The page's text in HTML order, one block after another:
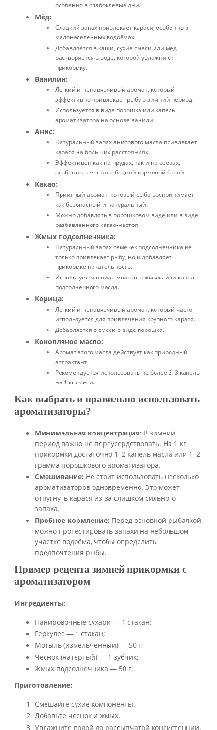
особенно в слабоклёвые дни.
Мёд:
Сладкий запах привлекает карася, особенно в
малонаселённых водоёмах.
Добавляется в каши, сухие смеси или мёд
растворяется в воде, которой увлажняют
прикормку.
Ванилин:
Лёгкий и ненавязчивый аромат, который
эффективно привлекает рыбу в зимний период.
Используется в виде порошка или капель
ароматизатора на основе ванили.
Анис:
Натуральный запах анисового масла привлекает
карася на больших расстояниях.
Эффективен как на прудах, так и на озёрах,
особенно в местах с бедной кормовой базой.
Какао:
Приятный аромат, который рыба воспринимает
как безопасный и натуральный.
Можно добавлять в порошковом виде или в виде
разбавленного какао-настоя.
Жмых подсолнечника:
Натуральный запах семечек подсолнечника не
только привлекает рыбу, но и добавляет
прикормке питательность.
Используется в виде молотого жмыха или капель
подсолнечного масла.
Корица:
Лёгкий и ненавязчивый аромат, который часто
используется для привлечения крупного карася.
Добавляется в смеси в виде порошка.
Конопляное масло:
Аромат этого масла действует как природный
аттрактант.
Рекомендуется использовать не более 2–3 капель
на 1 кг смеси.
Как выбрать и правильно использовать
ароматизаторы?
Минимальная концентрация: В зимний
период важно не переусердствовать. На 1 кг
прикормки достаточно 1–2 капель масла или 1–2
грамма порошкового ароматизатора.
Смешивание: Не стоит использовать несколько
ароматизаторов одновременно. Это может
отпугнуть карася из-за слишком сильного
запаха.
Пробное кормление: Перед основной рыбалкой
можно протестировать запахи на небольшом
участке водоёма, чтобы определить
предпочтения рыбы.
Пример рецепта зимней прикормки с
ароматизатором
Ингредиенты:
Панировочные сухари — 1 стакан;
Геркулес — 1 стакан;
Мотыль (измельчённый) — 50 г;
Чеснок (натёртый) — 1 зубчик;
Жмых подсолнечника — 50 г.
Приготовление:
Смешайте сухие компоненты.
Добавьте чеснок и жмых.
Увлажните водой до рассыпчатой консистенции.